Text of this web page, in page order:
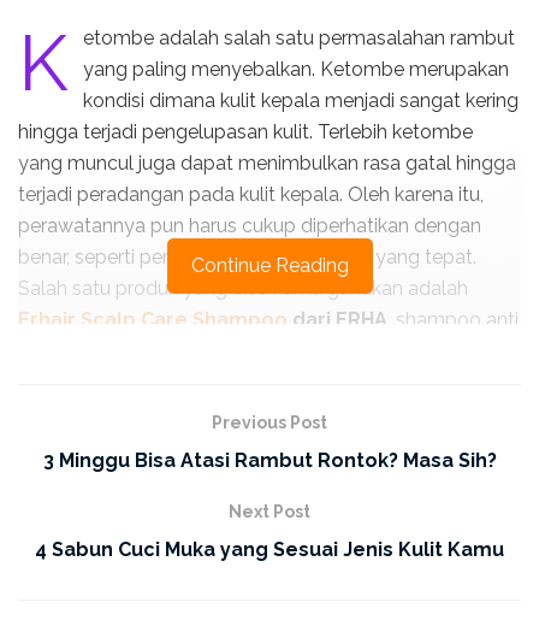
K
etombe adalah salah satu permasalahan rambut
yang paling menyebalkan. Ketombe merupakan
kondisi dimana kulit kepala menjadi sangat kering
hingga terjadi pengelupasan kulit. Terlebih ketombe
yang muncul juga dapat menimbulkan rasa gatal hingga
terjadi peradangan pada kulit kepala. Oleh karena itu,
perawatannya pun harus cukup diperhatikan dengan
benar, seperti pemilihan produk shampo yang tepat.
Salah satu produk yang bisa kamu gunakan adalah
Erhair Scalp Care Shampoo dari ERHA , shampoo anti
penasaran dengan produk hair scalp care ini? Yuk, simak
Penyebab Ketombe
Continue Reading
Previous Post
3 Minggu Bisa Atasi Rambut Rontok? Masa Sih?
Next Post
4 Sabun Cuci Muka yang Sesuai Jenis Kulit Kamu